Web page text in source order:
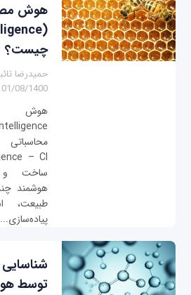
هوش
چیست؟
حمیدرضا
01/08/1400 - 13:05
ساخت و
هوشمند
طبیعت،
پیاده‌سازی...
شناسایی
توسط